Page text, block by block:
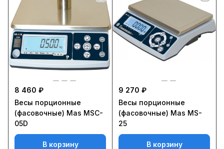
8 460 ₽
Весы порционные
(фасовочные) Mas MSC-
05D
В корзину
9 270 ₽
Весы порционные
(фасовочные) Mas MS-
25
В корзину